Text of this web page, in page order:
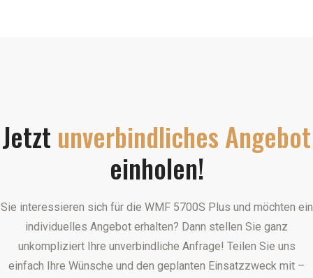
Jetzt unverbindliches Angebot
einholen!
Sie interessieren sich für die WMF 5700S Plus und möchten ein
individuelles Angebot erhalten? Dann stellen Sie ganz
unkompliziert Ihre unverbindliche Anfrage! Teilen Sie uns
einfach Ihre Wünsche und den geplanten Einsatzzweck mit –